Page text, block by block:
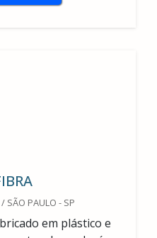
SÃO PAULO - SP
em plástico e